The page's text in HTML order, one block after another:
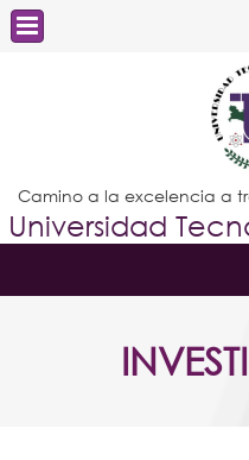
Camino a la excelencia a
Universidad